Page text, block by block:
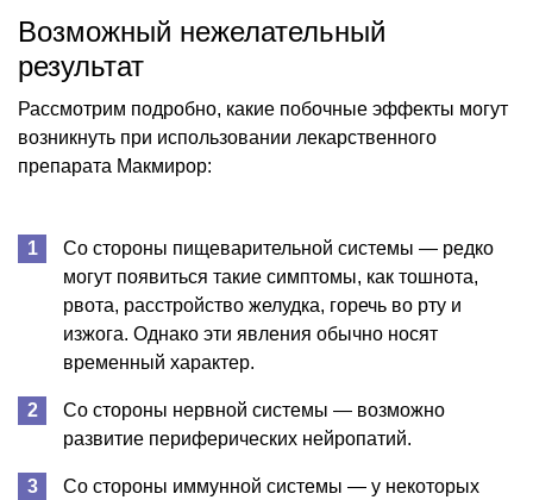
Возможный нежелательный
результат
Рассмотрим подробно, какие побочные эффекты могут
возникнуть при использовании лекарственного
препарата Макмирор:
Со стороны пищеварительной системы — редко
могут появиться такие симптомы, как тошнота,
рвота, расстройство желудка, горечь во рту и
изжога. Однако эти явления обычно носят
временный характер.
Со стороны нервной системы — возможно
развитие периферических нейропатий.
Со стороны иммунной системы — у некоторых